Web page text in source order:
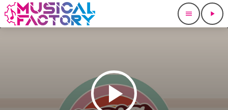
menu play_arrow
play_arrow